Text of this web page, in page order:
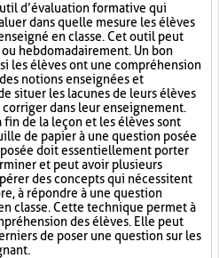
d’évaluation formative qui
dans quelle mesure les élèves
en classe. Cet outil peut
hebdomadairement. Un bon
les élèves ont une compréhension
notions enseignées et
situer les lacunes de leurs élèves
dans leur enseignement.
de la leçon et les élèves sont
de papier à une question posée
doit essentiellement porter
et peut avoir plusieurs
des concepts qui nécessitent
à répondre à une question
classe. Cette technique permet à
des élèves. Elle peut
de poser une question sur les